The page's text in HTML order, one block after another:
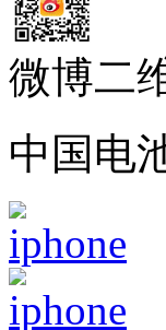
中国电
微信号